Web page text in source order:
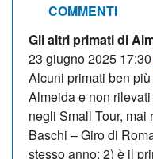
COMMENTI
Gli altri primati di
23 giugno 2025 17:30
Alcuni primati ben
Almeida e non
negli Small Tour, mai
Baschi – Giro di
stesso anno; 2) è il